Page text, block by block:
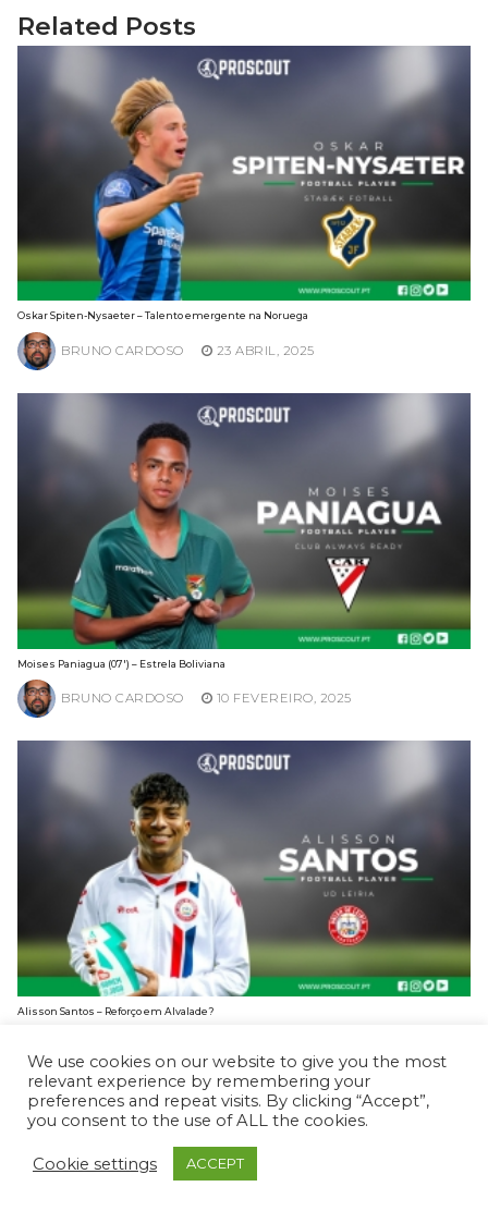
Related Posts
Oskar Spiten-Nysaeter – Talento emergente na Noruega
BRUNO CARDOSO 23 ABRIL, 2025
Moises Paniagua (07′) – Estrela Boliviana
BRUNO CARDOSO 10 FEVEREIRO, 2025
Alisson Santos – Reforço em Alvalade?
© ProScout 2020
We use cookies on our website to give you the most
relevant experience by remembering your
preferences and repeat visits. By clicking “Accept”,
you consent to the use of ALL the cookies.
Cookie settings ACCEPT